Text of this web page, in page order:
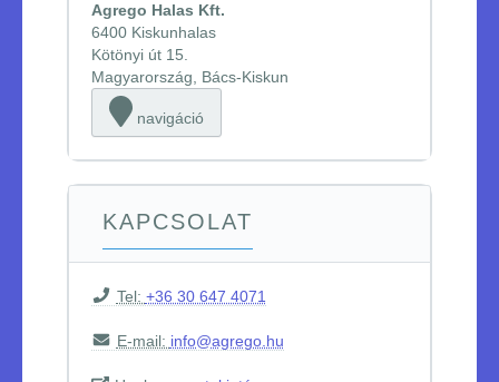
Agrego Halas Kft.
6400 Kiskunhalas
Kötönyi út 15.
Magyarország, Bács-Kiskun
navigáció
KAPCSOLAT
Tel: +36 30 647 4071
E-mail: info@agrego.hu